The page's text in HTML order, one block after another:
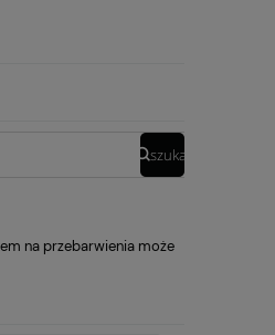
szukaj
na przebarwienia może